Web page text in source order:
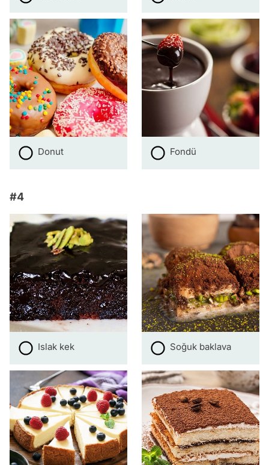
Donut Fondü
#4
Islak kek Soğuk baklava